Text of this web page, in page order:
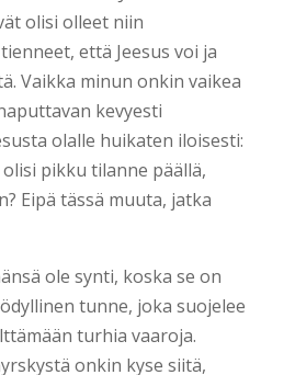
olisi olleet niin
että Jeesus voi ja
Vaikka minun onkin vaikea
kevyesti
olalle huikaten iloisesti:
olisi pikku tilanne päällä,
Eipä tässä muuta, jatka
ole synti, koska se on
tunne, joka suojelee
turhia vaaroja.
onkin kyse siitä,